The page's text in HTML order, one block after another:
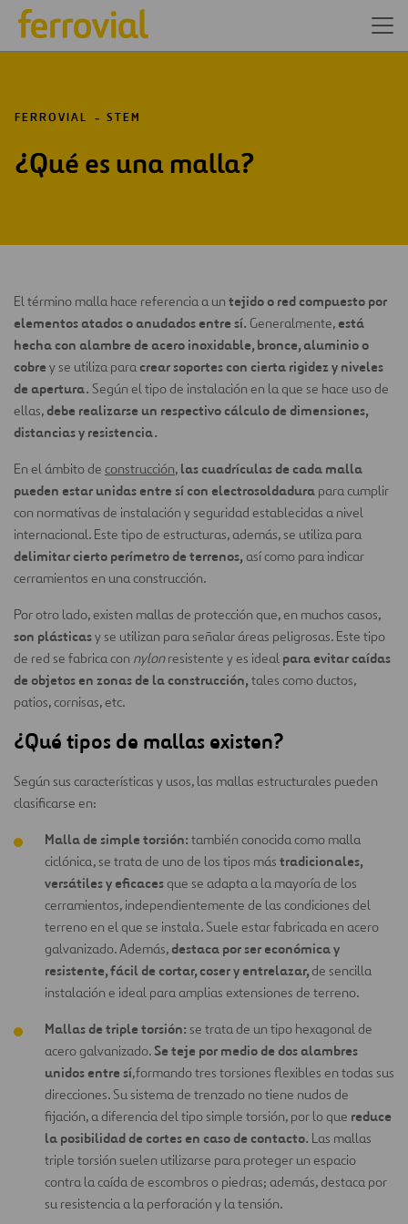
FERROVIAL STEM
¿Qué es una malla?
El término malla hace referencia a un tejido o red compuesto por
elementos atados o anudados entre sí. Generalmente, está
hecha con alambre de acero inoxidable, bronce, aluminio o
cobre y se utiliza paracrear soportes con cierta rigidez y niveles
de apertura. Según el tipo de instalación en la que se hace uso de
ellas,debe realizarse un respectivo cálculo de dimensiones,
distancias y resistencia.
En el ámbito de construcción, las cuadrículas de cada malla
pueden estar unidas entre sí con electrosoldadura para cumplir
con normativas de instalación y seguridad establecidas a nivel
internacional. Este tipo de estructuras, además, se utiliza para
delimitar cierto perímetro de terrenos,así como para indicar
cerramientos en una construcción.
Por otro lado, existen mallas de protección que, en muchos casos,
son plásticasy se utilizan para señalar áreas peligrosas. Este tipo
de red se fabrica con nylonresistente y es ideal para evitar caídas
de objetos en zonas de la construcción,tales como ductos,
patios, cornisas, etc.
¿Qué tipos de mallas existen?
Según sus características y usos, las mallas estructurales pueden
clasificarse en:
Malla de simple torsión: también conocida como malla
ciclónica, se trata de uno de los tipos más tradicionales,
versátiles y eficacesque se adapta a la mayoría de los
cerramientos, independientemente de las condiciones del
terreno en el que se instala. Suele estar fabricada en acero
galvanizado. Además,destaca por ser económica y
resistente, fácil de cortar, coser y entrelazar,de sencilla
instalación e ideal para amplias extensiones de terreno.
Mallas de triple torsión: se trata de un tipo hexagonal de
acero galvanizado.Se teje por medio de dos alambres
unidos entre sí,formando tres torsiones flexibles en todas sus
direcciones. Su sistema de trenzado no tiene nudos de
fijación, a diferencia del tipo simple torsión, por lo que reduce
la posibilidad de cortes en caso de contacto. Las mallas
triple torsión suelen utilizarse para proteger un espacio
contra la caída de escombros o piedras; además, destaca por
su resistencia a la perforación y la tensión.